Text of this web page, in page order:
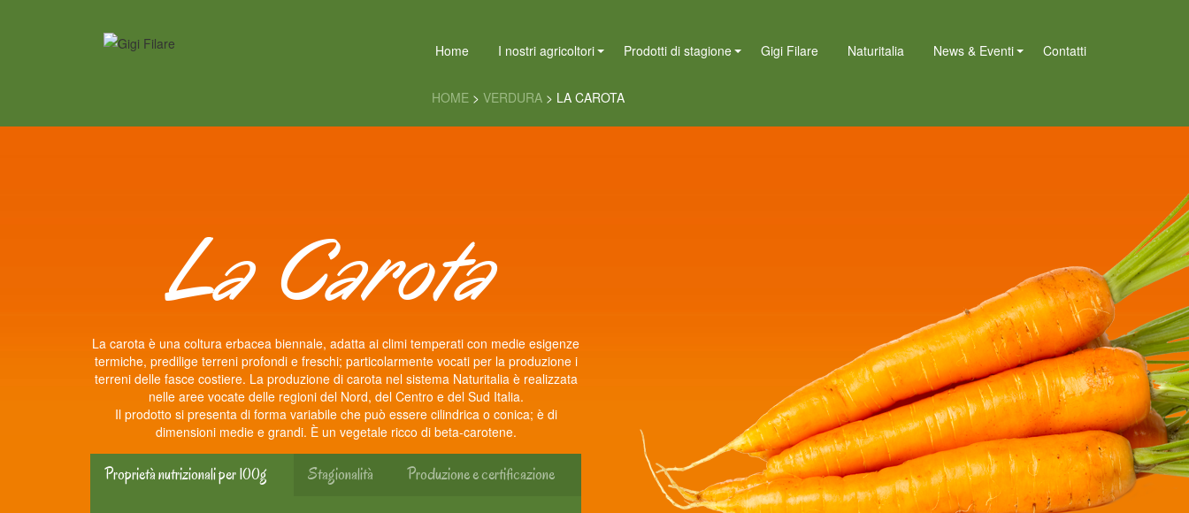
Home I nostri agricoltori Prodotti di stagione Gigi Filare Naturitalia News & Eventi Contatti
HOME > VERDURA > LA CAROTA
La Carota
La carota è una coltura erbacea biennale, adatta ai climi temperati con medie esigenze
termiche, predilige terreni profondi e freschi; particolarmente vocati per la produzione i
terreni delle fasce costiere. La produzione di carota nel sistema Naturitalia è realizzata
nelle aree vocate delle regioni del Nord, del Centro e del Sud Italia.
Il prodotto si presenta di forma variabile che può essere cilindrica o conica; è di
dimensioni medie e grandi. È un vegetale ricco di beta-carotene.
Proprietà nutrizionali per 100g Stagionalità Produzione e certificazione